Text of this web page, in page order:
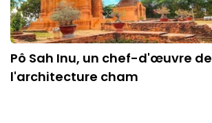
Pô Sah Inu, un chef-d'œuvre de
l'architecture cham